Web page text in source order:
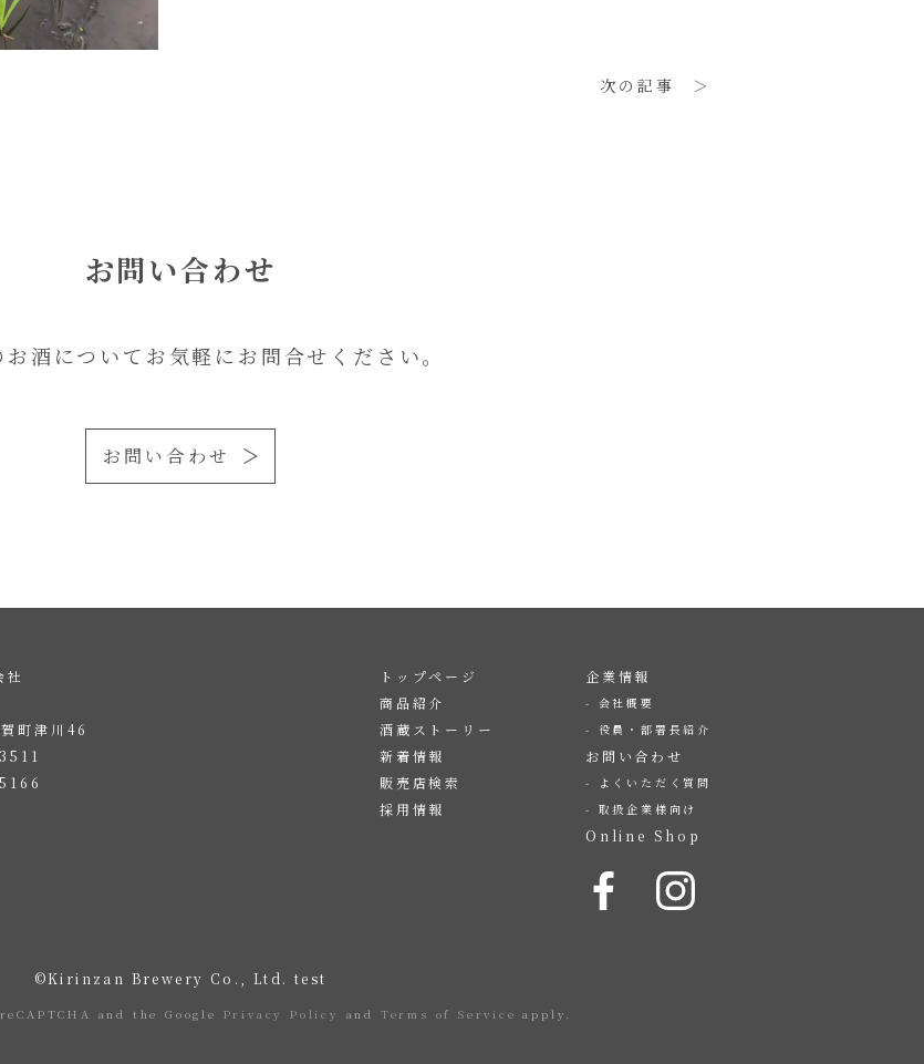
次の記事 ＞
お問い合わせ
酒についてお気軽にお問合せください。
お問い合わせ
社
町津川46
トップページ
商品紹介
酒蔵ストーリー
新着情報
販売店検索
採用情報
企業情報
会社概要
役員・部署長紹介
お問い合わせ
よくいただく質問
取扱企業様向け
Online Shop
©Kirinzan Brewery Co., Ltd. test
and the Google Privacy Policy and Terms of Service apply.